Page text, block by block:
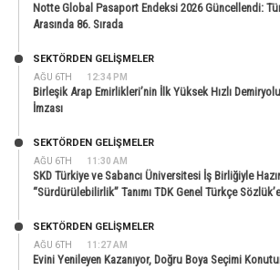
Notte Global Pasaport Endeksi 2026 Güncellendi:
Arasında 86. Sırada
AĞU 6TH 12:34 PM
SEKTÖRDEN GELIŞMELER
Birleşik Arap Emirlikleri’nin İlk Yüksek Hızlı
İmzası
AĞU 6TH 11:30 AM
SEKTÖRDEN GELIŞMELER
SKD Türkiye ve Sabancı Üniversitesi İş Birliğiyle
“Sürdürülebilirlik” Tanımı TDK Genel Türkçe
AĞU 6TH 11:27 AM
SEKTÖRDEN GELIŞMELER
Evini Yenileyen Kazanıyor, Doğru Boya Seçimi